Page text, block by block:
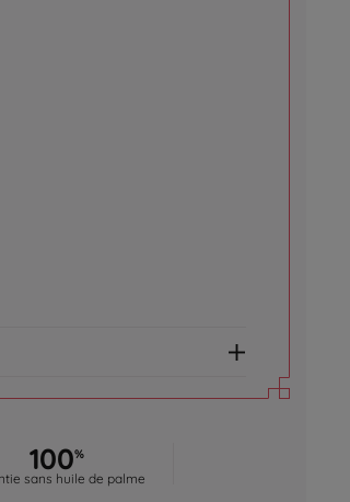
100%
sans huile de palme